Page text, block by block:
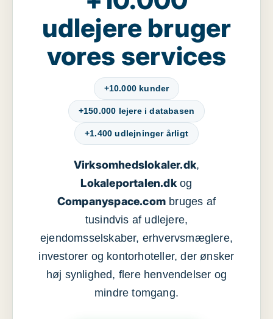
udlejere bruger
vores services
+10.000 kunder
+150.000 lejere i databasen
+1.400 udlejninger årligt
Virksomhedslokaler.dk,
Lokaleportalen.dkog
Companyspace.com bruges af
tusindvis af udlejere,
ejendomsselskaber, erhvervsmæglere,
investorer og kontorhoteller, der ønsker
høj synlighed, flere henvendelser og
mindre tomgang.